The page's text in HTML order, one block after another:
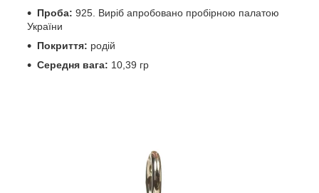
Проба: 925. Виріб апробовано пробірною палатою
України
Покриття: родій
Середня вага: 10,39 гр